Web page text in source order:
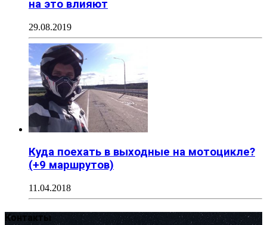
на это влияют
29.08.2019
Куда поехать в выходные на мотоцикле?
(+9 маршрутов)
11.04.2018
Контакты